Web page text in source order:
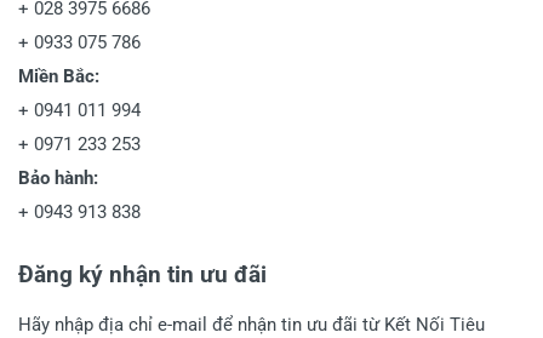
+ 028 3975 6686
+ 0933 075 786
Miền Bắc:
+ 0941 011 994
+ 0971 233 253
Bảo hành:
+ 0943 913 838
Đăng ký nhận tin ưu đãi
Hãy nhập địa chỉ e-mail để nhận tin ưu đãi từ Kết Nối Tiêu